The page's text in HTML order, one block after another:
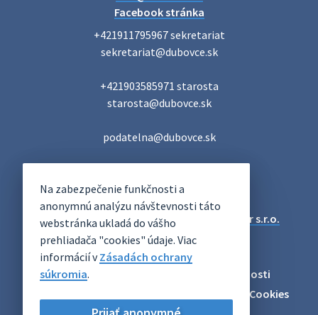
Na zabezpečenie funkčnosti a
anonymnú analýzu návštevnosti táto
webstránka ukladá do vášho
prehliadača "cookies" údaje. Viac
informácií vZásadách ochrany
súkromia.
OFICIÁLNE STRÁNKY
Technický prevádzkovateľ:Alphabet partner s.r.o.
Správca obsahu:
Posledná aktualizácia:06.08.2026
Odber RSS
Vyhlásenie o prístupnosti
Nastaviť Cookies
Facebook stránka
+421911795967 sekretariat
sekretariat@dubovce.sk
+421903585971 starosta
starosta@dubovce.sk
podatelna@dubovce.sk